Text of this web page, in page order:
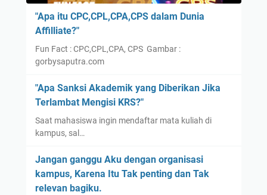
"Apa itu CPC,CPL,CPA,CPS dalam Dunia
Affilliate?"
Fun Fact : CPC,CPL,CPA, CPS Gambar :
gorbysaputra.com
"Apa Sanksi Akademik yang Diberikan Jika
Terlambat Mengisi KRS?"
Saat mahasiswa ingin mendaftar mata kuliah di
kampus, sal…
Jangan ganggu Aku dengan organisasi
kampus, Karena Itu Tak penting dan Tak
relevan bagiku.